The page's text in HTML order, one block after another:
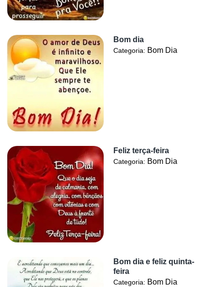
Bom dia
Categoria: Bom Dia
Feliz terça-feira
Categoria: Bom Dia
Bom dia e feliz quinta-
feira
Categoria: Bom Dia